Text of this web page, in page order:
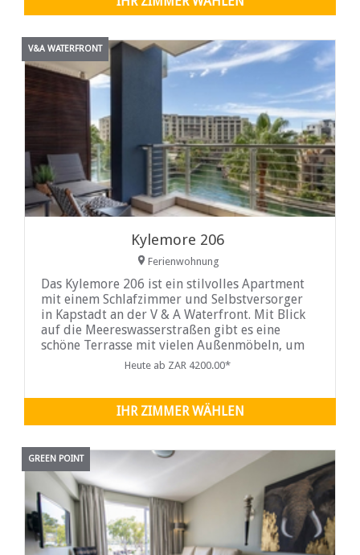
V&A WATERFRONT
Kylemore 206
Ferienwohnung
Das Kylemore 206 ist ein stilvolles Apartment
mit einem Schlafzimmer und Selbstversorger
in Kapstadt an der V & A Waterfront. Mit Blick
auf die Meereswasserstraßen gibt es eine
schöne Terrasse mit vielen Außenmöbeln, um
die Welt zu genießen.Heute ab ZAR 4200.00*
IHR ZIMMER WÄHLEN
GREEN POINT